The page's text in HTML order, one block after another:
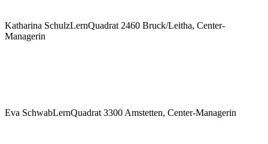
Katharina SchulzLernQuadrat 2460 Bruck/Leitha, Center-
Managerin
Eva SchwabLernQuadrat 3300 Amstetten, Center-Managerin